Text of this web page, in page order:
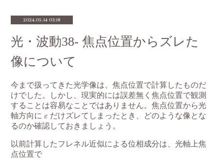
2024.05.14 03:18
光・波動38- 焦点位置からズレた
像について